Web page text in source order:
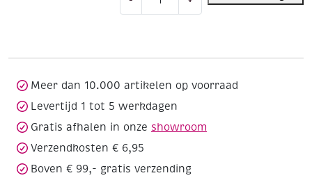
Amsterdam
caput
aantal
Meer dan 10.000 artikelen op voorraad
Levertijd 1 tot 5 werkdagen
Gratis afhalen in onze showroom
Verzendkosten € 6,95
Boven € 99,- gratis verzending